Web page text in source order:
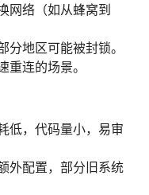
网络（如从蜂窝到
地区可能被封锁。
连的场景。
低，代码量小，易审
外配置，部分旧系统